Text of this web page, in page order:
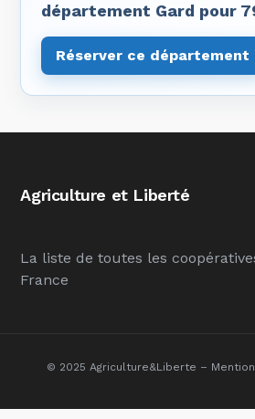
département Gard pour
Réserver ce département
Agriculture et Liberté
La liste de toutes les
France
© 2025 Agriculture&Liberte –